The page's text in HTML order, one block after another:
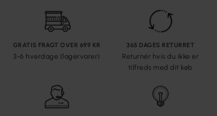
GRATIS FRAGT OVER 699 KR
3-6 hverdage (lagervarer)
365 DAGES RETURRET
Returnér hvis du ikke er
tilfreds med dit køb